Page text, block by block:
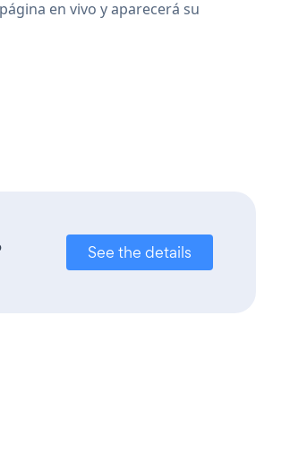
en vivo y aparecerá su
See the details